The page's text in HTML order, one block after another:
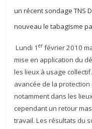
un récent sondage TNS
nouveau le tabagisme
Lundi 1er février 2010
mise en application du
les lieux à usage
avancée de la
notamment dans les
cependant un retour
travail. Les résultats du